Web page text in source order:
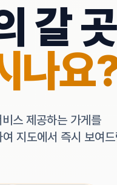
갈
나요
스 제공하는 가게를
지도에서 즉시 보여